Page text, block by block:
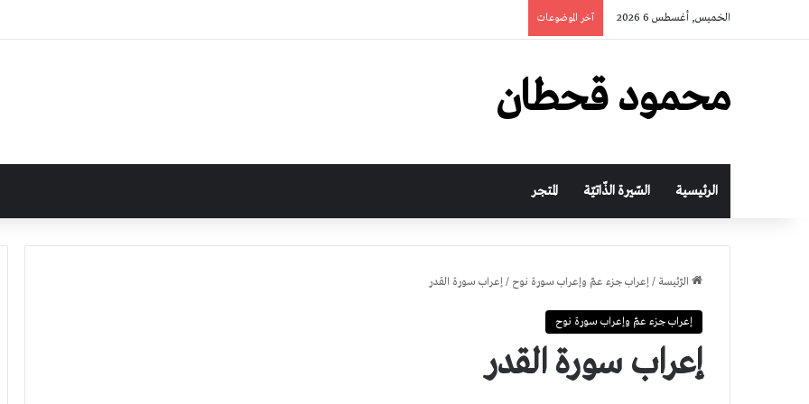
الخميس, أغسطس 6 2026 آخر الموضوعات
محمود قحطان
الرئيسية السّيرة الذّاتيّة المتجر
الرّئيسة /إعراب جزء عمّ وإعراب سورة نوح /إعراب سورة القدر
إعراب جزء عمّ وإعراب سورة نوح
إعراب سورة القدر